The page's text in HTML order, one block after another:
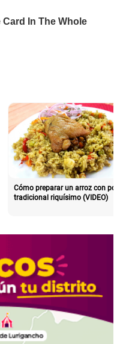
Cómo preparar un arroz con pollo
tradicional riquísimo (VIDEO)